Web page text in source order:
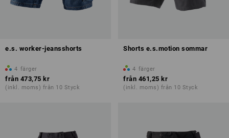
e.s. worker-jeansshorts
4 färger
från 473,75 kr
(inkl. moms) från 10 Styck
Shorts e.s.motion sommar
4 färger
från 461,25 kr
(inkl. moms) från 10 Styck